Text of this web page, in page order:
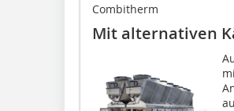
Combitherm
Mit alternativen